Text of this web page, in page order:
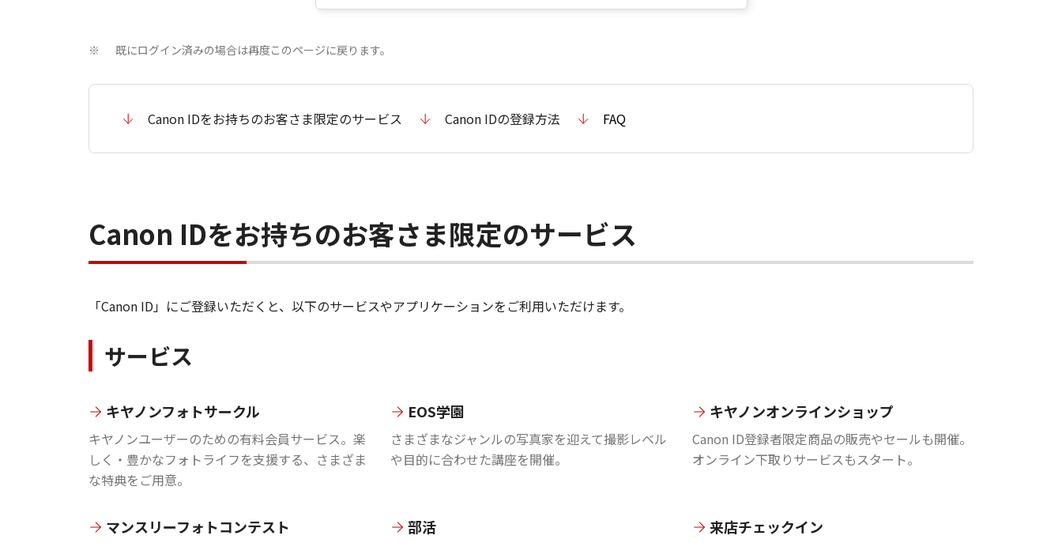
※ 既にログイン済みの場合は再度このページに戻ります。
Canon IDをお持ちのお客さま限定のサービス Canon IDの登録方法 FAQ
Canon IDをお持ちのお客さま限定のサービス
「Canon ID」にご登録いただくと、以下のサービスやアプリケーションをご利用いただけます。
サービス
キヤノンフォトサークル
キヤノンユーザーのための有料会員サービス。楽
しく・豊かなフォトライフを支援する、さまざま
な特典をご用意。
EOS学園
さまざまなジャンルの写真家を迎えて撮影レベル
や目的に合わせた講座を開催。
キヤノンオンラインショップ
Canon ID登録者限定商品の販売やセールも開催。
オンライン下取りサービスもスタート。
マンスリーフォトコンテスト 部活 来店チェックイン